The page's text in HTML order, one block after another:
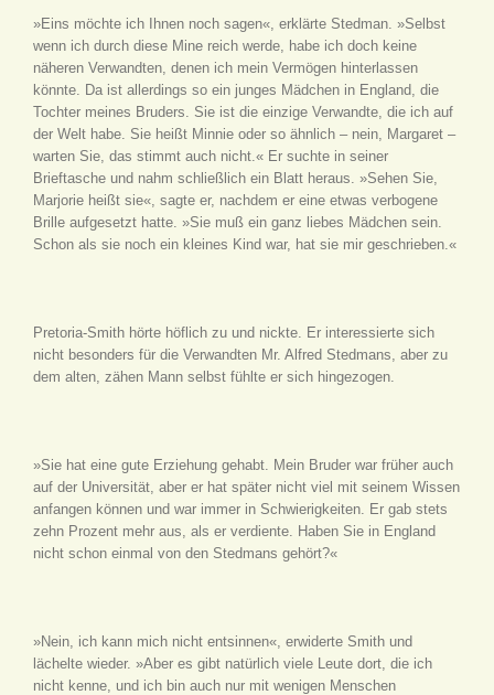
»Eins möchte ich Ihnen noch sagen«, erklärte Stedman. »Selbst
wenn ich durch diese Mine reich werde, habe ich doch keine
näheren Verwandten, denen ich mein Vermögen hinterlassen
könnte. Da ist allerdings so ein junges Mädchen in England, die
Tochter meines Bruders. Sie ist die einzige Verwandte, die ich auf
der Welt habe. Sie heißt Minnie oder so ähnlich – nein, Margaret –
warten Sie, das stimmt auch nicht.« Er suchte in seiner
Brieftasche und nahm schließlich ein Blatt heraus. »Sehen Sie,
Marjorie heißt sie«, sagte er, nachdem er eine etwas verbogene
Brille aufgesetzt hatte. »Sie muß ein ganz liebes Mädchen sein.
Schon als sie noch ein kleines Kind war, hat sie mir geschrieben.«
Pretoria-Smith hörte höflich zu und nickte. Er interessierte sich
nicht besonders für die Verwandten Mr. Alfred Stedmans, aber zu
dem alten, zähen Mann selbst fühlte er sich hingezogen.
»Sie hat eine gute Erziehung gehabt. Mein Bruder war früher auch
auf der Universität, aber er hat später nicht viel mit seinem Wissen
anfangen können und war immer in Schwierigkeiten. Er gab stets
zehn Prozent mehr aus, als er verdiente. Haben Sie in England
nicht schon einmal von den Stedmans gehört?«
»Nein, ich kann mich nicht entsinnen«, erwiderte Smith und
lächelte wieder. »Aber es gibt natürlich viele Leute dort, die ich
nicht kenne, und ich bin auch nur mit wenigen Menschen